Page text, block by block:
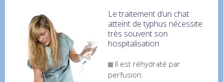
Le traitement d’un chat
atteint de typhus nécessite
très souvent son
hospitalisation
Il est réhydraté par
perfusion.